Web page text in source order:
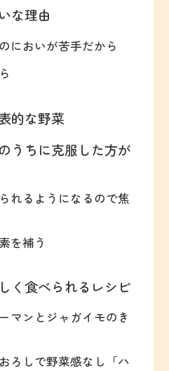
な理由
においが苦手だから
的な野菜
うちに克服した方が
れるようになるので焦
を補う
く食べられるレシピ
マンとジャガイモのき
ろしで野菜感なし「ハ